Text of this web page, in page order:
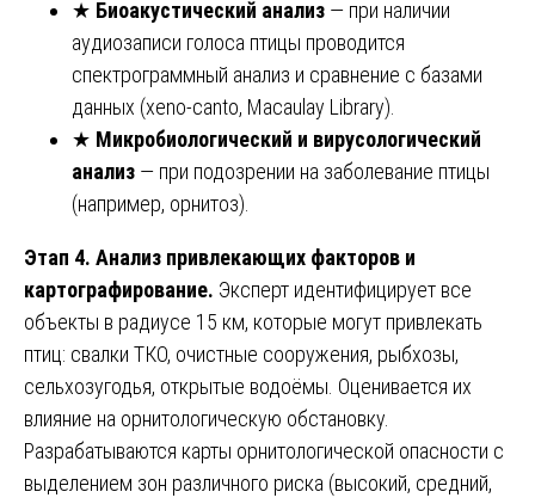
★ Биоакустический анализ — при наличии
аудиозаписи голоса птицы проводится
спектрограммный анализ и сравнение с базами
данных (xeno-canto, Macaulay Library).
★ Микробиологический и вирусологический
анализ — при подозрении на заболевание птицы
(например, орнитоз).
Этап 4. Анализ привлекающих факторов и
картографирование. Эксперт идентифицирует все
объекты в радиусе 15 км, которые могут привлекать
птиц: свалки ТКО, очистные сооружения, рыбхозы,
сельхозугодья, открытые водоёмы. Оценивается их
влияние на орнитологическую обстановку.
Разрабатываются карты орнитологической опасности с
выделением зон различного риска (высокий, средний,